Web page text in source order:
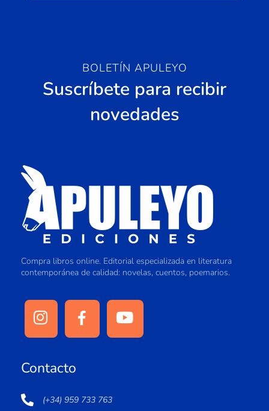
BOLETÍN APULEYO
Suscríbete para recibir
novedades
Compra libros online. Editorial especializada en literatura
contemporánea de calidad: novelas, cuentos, poemarios.
Contacto
(+34) 959 733 763